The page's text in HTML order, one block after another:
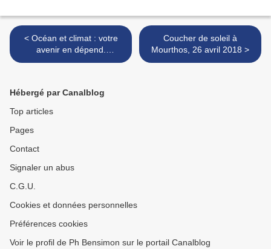
< Océan et climat : votre
avenir en dépend.
Mérignac, 8 juin 2018.
Coucher de soleil à
Mourthos, 26 avril 2018 >
Hébergé par Canalblog
Top articles
Pages
Contact
Signaler un abus
C.G.U.
Cookies et données personnelles
Préférences cookies
Voir le profil de Ph Bensimon sur le portail Canalblog